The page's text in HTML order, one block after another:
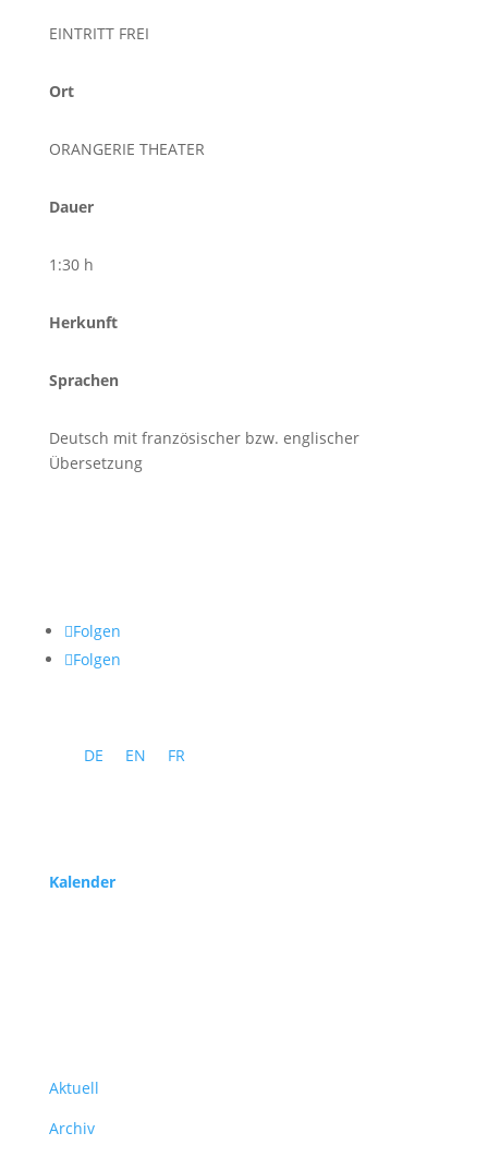
EINTRITT FREI
Ort
ORANGERIE THEATER
Dauer
1:30 h
Herkunft
Sprachen
Deutsch mit französischer bzw. englischer
Übersetzung
Folgen
Folgen
DE EN FR
Kalender
Aktuell
Archiv